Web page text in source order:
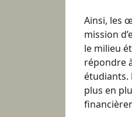
Ainsi, les
mission
le milieu
répondre
étudiants.
plus en